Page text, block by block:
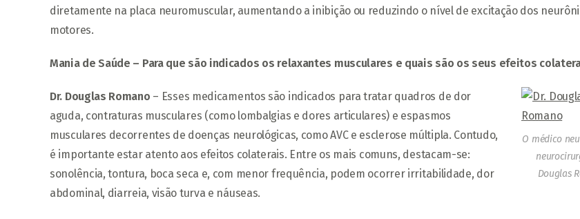
diretamente na placa neuromuscular, aumentando a inibição ou reduzindo o nível de excitação dos
motores.
Mania de Saúde – Para que são indicados os relaxantes musculares e quais são os seus efeitos
O médico
Douglas
Dr. Douglas Romano – Esses medicamentos são indicados para tratar quadros de dor
aguda, contraturas musculares (como lombalgias e dores articulares) e espasmos
musculares decorrentes de doenças neurológicas, como AVC e esclerose múltipla. Contudo,
é importante estar atento aos efeitos colaterais. Entre os mais comuns, destacam-se:
sonolência, tontura, boca seca e, com menor frequência, podem ocorrer irritabilidade, dor
abdominal, diarreia, visão turva e náuseas.